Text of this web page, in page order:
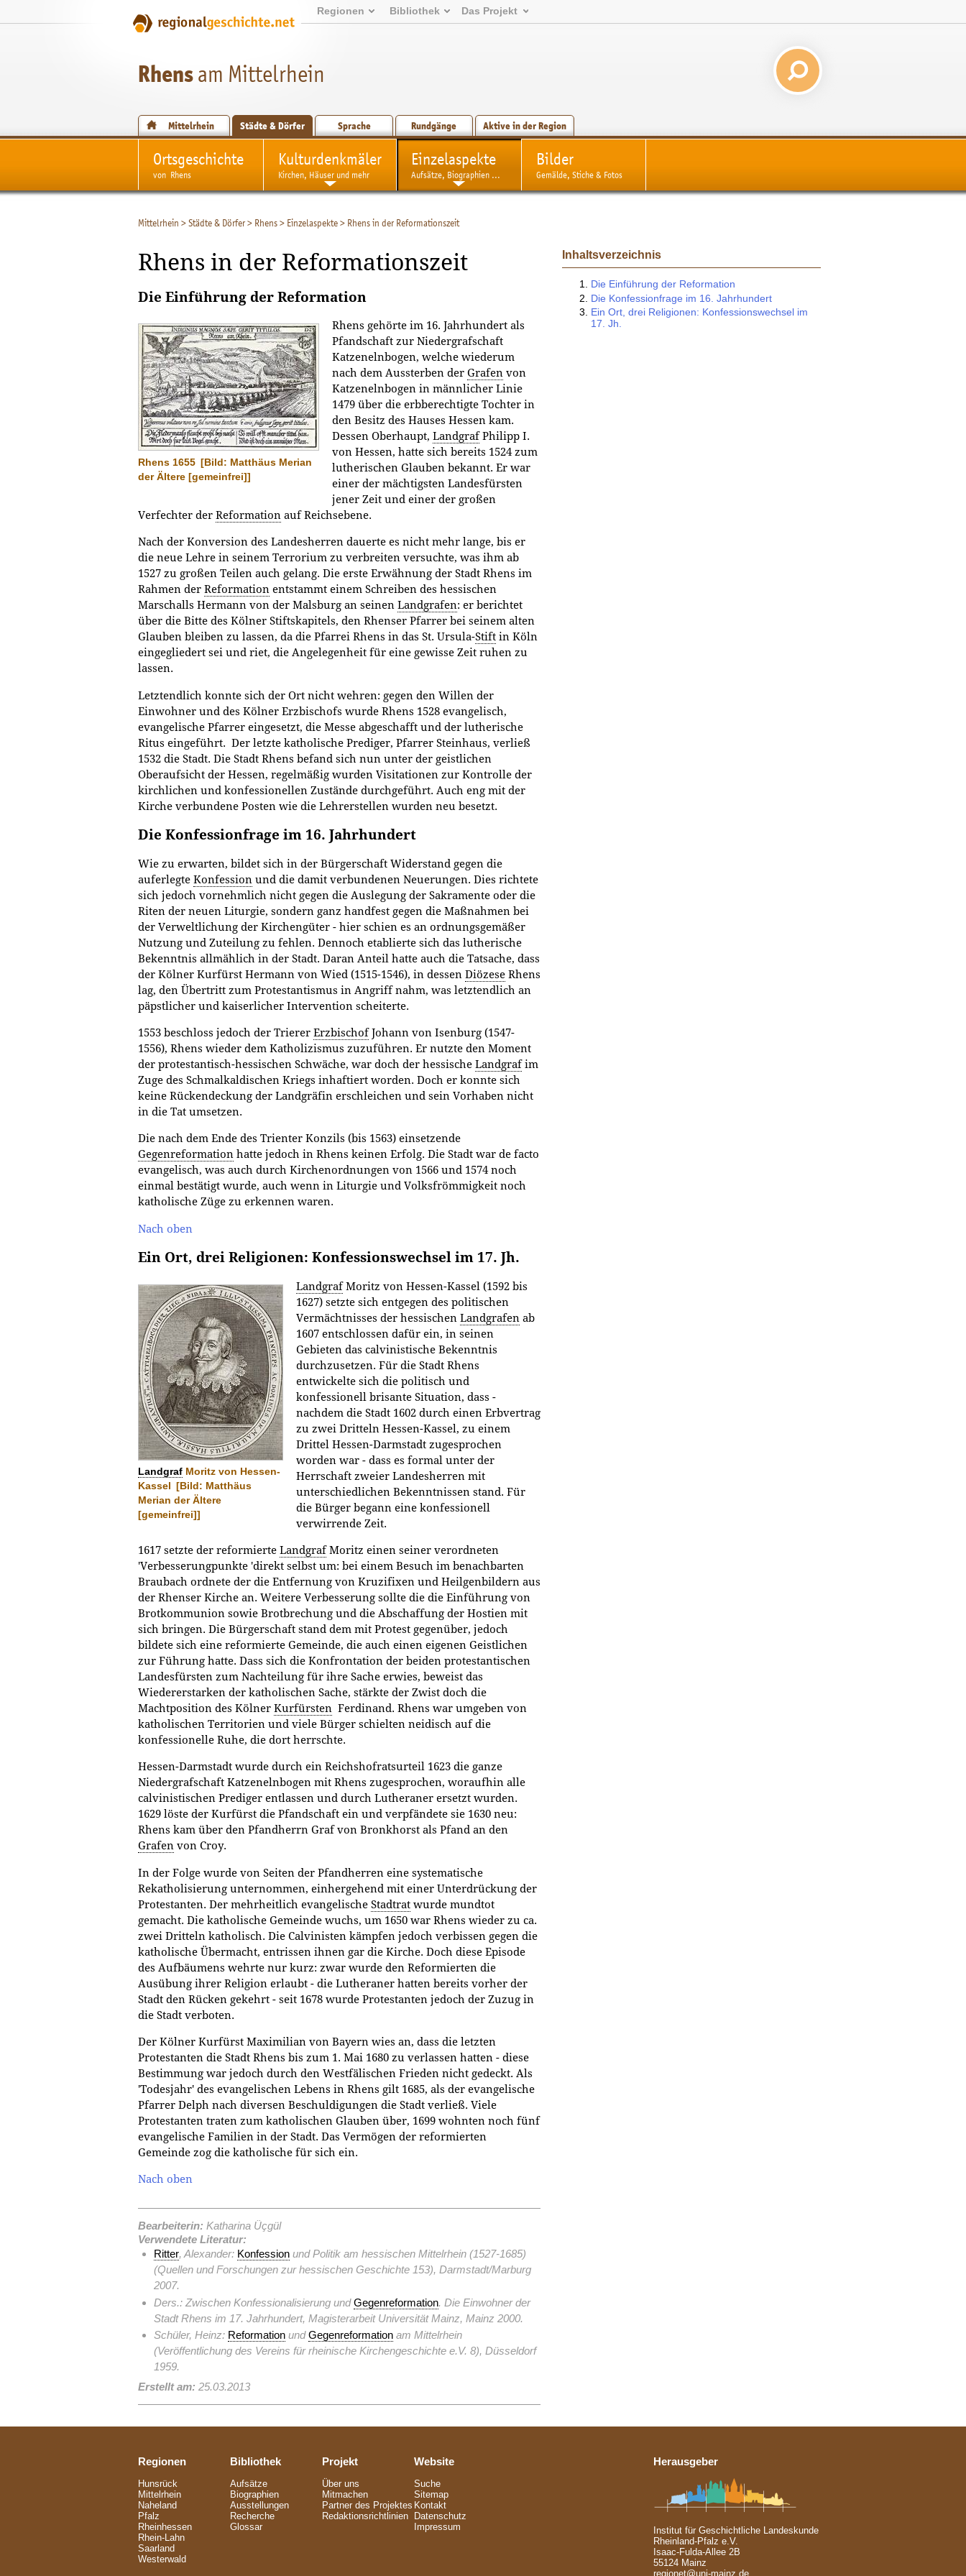
Regionen Bibliothek Das Projekt
Rhensam Mittelrhein
Mittelrhein Städte & Dörfer Sprache Rundgänge Aktive in der Region
Ortsgeschichte
von Rhens
Kulturdenkmäler
Kirchen, Häuser und mehr
Einzelaspekte
Aufsätze, Biographien ...
Bilder
Gemälde, Stiche & Fotos
Mittelrhein >Städte & Dörfer> Rhens> Einzelaspekte> Rhens in der Reformationszeit
Rhens in der Reformationszeit
Die Einführung der Reformation
Rhens 1655 [Bild: Matthäus Merian
der Ältere [gemeinfrei]]
Rhens gehörte im 16. Jahrhundert als
Pfandschaft zur Niedergrafschaft
Katzenelnbogen, welche wiederum
nach dem Aussterben der Grafen von
Katzenelnbogen in männlicher Linie
1479 über die erbberechtigte Tochter in
den Besitz des Hauses Hessen kam.
Dessen Oberhaupt, LandgrafPhilipp I.
von Hessen, hatte sich bereits 1524 zum
lutherischen Glauben bekannt. Er war
einer der mächtigsten Landesfürsten
jener Zeit und einer der großen
Verfechter der Reformation auf Reichsebene.
Nach der Konversion des Landesherren dauerte es nicht mehr lange, bis er
die neue Lehre in seinem Terrorium zu verbreiten versuchte, was ihm ab
1527 zu großen Teilen auch gelang. Die erste Erwähnung der Stadt Rhens im
Rahmen der Reformation entstammt einem Schreiben des hessischen
Marschalls Hermann von der Malsburg an seinen Landgrafen: er berichtet
über die Bitte des Kölner Stiftskapitels, den Rhenser Pfarrer bei seinem alten
Glauben bleiben zu lassen, da die Pfarrei Rhens in das St. Ursula-Stift in Köln
eingegliedert sei und riet, die Angelegenheit für eine gewisse Zeit ruhen zu
lassen.
Letztendlich konnte sich der Ort nicht wehren: gegen den Willen der
Einwohner und des Kölner Erzbischofs wurde Rhens 1528 evangelisch,
evangelische Pfarrer eingesetzt, die Messe abgeschafft und der lutherische
Ritus eingeführt. Der letzte katholische Prediger, Pfarrer Steinhaus, verließ
1532 die Stadt. Die Stadt Rhens befand sich nun unter der geistlichen
Oberaufsicht der Hessen, regelmäßig wurden Visitationen zur Kontrolle der
kirchlichen und konfessionellen Zustände durchgeführt. Auch eng mit der
Kirche verbundene Posten wie die Lehrerstellen wurden neu besetzt.
Die Konfessionfrage im 16. Jahrhundert
Wie zu erwarten, bildet sich in der Bürgerschaft Widerstand gegen die
auferlegte Konfession und die damit verbundenen Neuerungen. Dies richtete
sich jedoch vornehmlich nicht gegen die Auslegung der Sakramente oder die
Riten der neuen Liturgie, sondern ganz handfest gegen die Maßnahmen bei
der Verweltlichung der Kirchengüter - hier schien es an ordnungsgemäßer
Nutzung und Zuteilung zu fehlen. Dennoch etablierte sich das lutherische
Bekenntnis allmählich in der Stadt. Daran Anteil hatte auch die Tatsache, dass
der Kölner Kurfürst Hermann von Wied (1515-1546), in dessen Diözese Rhens
lag, den Übertritt zum Protestantismus in Angriff nahm, was letztendlich an
päpstlicher und kaiserlicher Intervention scheiterte.
1553 beschloss jedoch der Trierer ErzbischofJohann von Isenburg (1547-
1556), Rhens wieder dem Katholizismus zuzuführen. Er nutzte den Moment
der protestantisch-hessischen Schwäche, war doch der hessische Landgrafim
Zuge des Schmalkaldischen Kriegs inhaftiert worden. Doch er konnte sich
keine Rückendeckung der Landgräfin erschleichen und sein Vorhaben nicht
in die Tat umsetzen.
Die nach dem Ende des Trienter Konzils (bis 1563) einsetzende
Gegenreformation hatte jedoch in Rhens keinen Erfolg. Die Stadt war de facto
evangelisch, was auch durch Kirchenordnungen von 1566 und 1574 noch
einmal bestätigt wurde, auch wenn in Liturgie und Volksfrömmigkeit noch
katholische Züge zu erkennen waren.
Nach oben
Ein Ort, drei Religionen: Konfessionswechsel im 17. Jh.
Landgraf Moritz von Hessen-
Kassel [Bild: Matthäus
Merian der Ältere
[gemeinfrei]]
LandgrafMoritz von Hessen-Kassel (1592 bis
1627) setzte sich entgegen des politischen
Vermächtnisses der hessischen Landgrafen ab
1607 entschlossen dafür ein, in seinen
Gebieten das calvinistische Bekenntnis
durchzusetzen. Für die Stadt Rhens
entwickelte sich die politisch und
konfessionell brisante Situation, dass -
nachdem die Stadt 1602 durch einen Erbvertrag
zu zwei Dritteln Hessen-Kassel, zu einem
Drittel Hessen-Darmstadt zugesprochen
worden war - dass es formal unter der
Herrschaft zweier Landesherren mit
unterschiedlichen Bekenntnissen stand. Für
die Bürger begann eine konfessionell
verwirrende Zeit.
1617 setzte der reformierte LandgrafMoritz einen seiner verordneten
'Verbesserungpunkte 'direkt selbst um: bei einem Besuch im benachbarten
Braubach ordnete der die Entfernung von Kruzifixen und Heilgenbildern aus
der Rhenser Kirche an. Weitere Verbesserung sollte die die Einführung von
Brotkommunion sowie Brotbrechung und die Abschaffung der Hostien mit
sich bringen. Die Bürgerschaft stand dem mit Protest gegenüber, jedoch
bildete sich eine reformierte Gemeinde, die auch einen eigenen Geistlichen
zur Führung hatte. Dass sich die Konfrontation der beiden protestantischen
Landesfürsten zum Nachteilung für ihre Sache erwies, beweist das
Wiedererstarken der katholischen Sache, stärkte der Zwist doch die
Machtposition des Kölner Kurfürsten Ferdinand. Rhens war umgeben von
katholischen Territorien und viele Bürger schielten neidisch auf die
konfessionelle Ruhe, die dort herrschte.
Hessen-Darmstadt wurde durch ein Reichshofratsurteil 1623 die ganze
Niedergrafschaft Katzenelnbogen mit Rhens zugesprochen, woraufhin alle
calvinistischen Prediger entlassen und durch Lutheraner ersetzt wurden.
1629 löste der Kurfürst die Pfandschaft ein und verpfändete sie 1630 neu:
Rhens kam über den Pfandherrn Graf von Bronkhorst als Pfand an den
Grafen von Croy.
In der Folge wurde von Seiten der Pfandherren eine systematische
Rekatholisierung unternommen, einhergehend mit einer Unterdrückung der
Protestanten. Der mehrheitlich evangelische Stadtrat wurde mundtot
gemacht. Die katholische Gemeinde wuchs, um 1650 war Rhens wieder zu ca.
zwei Dritteln katholisch. Die Calvinisten kämpfen jedoch verbissen gegen die
katholische Übermacht, entrissen ihnen gar die Kirche. Doch diese Episode
des Aufbäumens wehrte nur kurz: zwar wurde den Reformierten die
Ausübung ihrer Religion erlaubt - die Lutheraner hatten bereits vorher der
Stadt den Rücken gekehrt - seit 1678 wurde Protestanten jedoch der Zuzug in
die Stadt verboten.
Der Kölner Kurfürst Maximilian von Bayern wies an, dass die letzten
Protestanten die Stadt Rhens bis zum 1. Mai 1680 zu verlassen hatten - diese
Bestimmung war jedoch durch den Westfälischen Frieden nicht gedeckt. Als
'Todesjahr' des evangelischen Lebens in Rhens gilt 1685, als der evangelische
Pfarrer Delph nach diversen Beschuldigungen die Stadt verließ. Viele
Protestanten traten zum katholischen Glauben über, 1699 wohnten noch fünf
evangelische Familien in der Stadt. Das Vermögen der reformierten
Gemeinde zog die katholische für sich ein.
Nach oben
Bearbeiterin: Katharina Üçgül
Verwendete Literatur:
Ritter, Alexander: Konfessionund Politik am hessischen Mittelrhein (1527-1685)
(Quellen und Forschungen zur hessischen Geschichte 153), Darmstadt/Marburg
2007.
Ders.: Zwischen Konfessionalisierung undGegenreformation. Die Einwohner der
Stadt Rhens im 17. Jahrhundert, Magisterarbeit Universität Mainz, Mainz 2000.
Schüler, Heinz: ReformationundGegenreformationam Mittelrhein
(Veröffentlichung des Vereins für rheinische Kirchengeschichte e.V. 8), Düsseldorf
1959.
Erstellt am: 25.03.2013
Inhaltsverzeichnis
Die Einführung der Reformation
Die Konfessionfrage im 16. Jahrhundert
Ein Ort, drei Religionen: Konfessionswechsel im
17. Jh.
Regionen
Hunsrück
Mittelrhein
Naheland
Pfalz
Rheinhessen
Rhein-Lahn
Saarland
Westerwald
Bibliothek
Aufsätze
Biographien
Ausstellungen
Recherche
Glossar
Projekt
Über uns
Mitmachen
Partner des Projektes
Redaktionsrichtlinien
Website
Suche
Sitemap
Kontakt
Datenschutz
Impressum
Herausgeber
Institut für Geschichtliche Landeskunde
Rheinland-Pfalz e.V.
Isaac-Fulda-Allee 2B
55124 Mainz
regionet@uni-mainz.de